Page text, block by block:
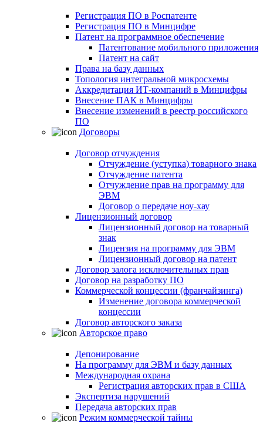
Регистрация ПО в Роспатенте
Регистрация ПО в Минцифре
Патент на программное обеспечение
Патентование мобильного приложения
Патент на сайт
Права на базу данных
Топология интегральной микросхемы
Аккредитация ИТ-компаний в Минцифры
Внесение ПАК в Минцифры
Внесение изменений в реестр российского
ПО
Договоры
Договор отчуждения
Отчуждение (уступка) товарного знака
Отчуждение патента
Отчуждение прав на программу для
ЭВМ
Договор о передаче ноу-хау
Лицензионный договор
Лицензионный договор на товарный
знак
Лицензия на программу для ЭВМ
Лицензионный договор на патент
Договор залога исключительных прав
Договор на разработку ПО
Коммерческой концессии (франчайзинга)
Изменение договора коммерческой
концессии
Договор авторского заказа
Авторское право
Депонирование
На программу для ЭВМ и базу данных
Международная охрана
Регистрация авторских прав в США
Экспертиза нарушений
Передача авторских прав
Режим коммерческой тайны